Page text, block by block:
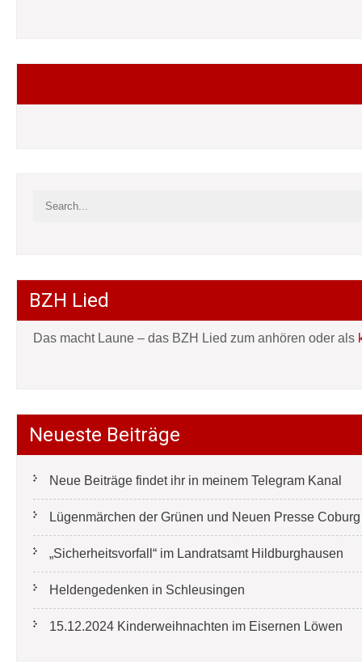
BZH Lied
Das macht Laune – das BZH Lied zum anhören oder als
Neueste Beiträge
Neue Beiträge findet ihr in meinem Telegram Kanal
Lügenmärchen der Grünen und Neuen Presse
„Sicherheitsvorfall“ im Landratsamt Hildburghausen
Heldengedenken in Schleusingen
15.12.2024 Kinderweihnachten im Eisernen Löwen